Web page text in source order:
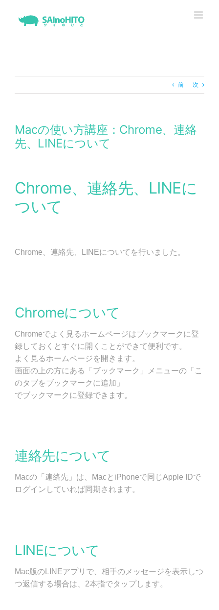
前 次
Macの使い方講座：Chrome、連絡
先、LINEについて
Chrome、連絡先、LINEに
ついて
Chrome、連絡先、LINEについてを行いました。
Chromeについて
Chromeでよく見るホームページはブックマークに登
録しておくとすぐに開くことができて便利です。
よく見るホームページを開きます。
画面の上の方にある「ブックマーク」メニューの「こ
のタブをブックマークに追加」
でブックマークに登録できます。
連絡先について
Macの「連絡先」は、MacとiPhoneで同じApple IDで
ログインしていれば同期されます。
LINEについて
Mac版のLINEアプリで、相手のメッセージを表示しつ
つ返信する場合は、2本指でタップします。